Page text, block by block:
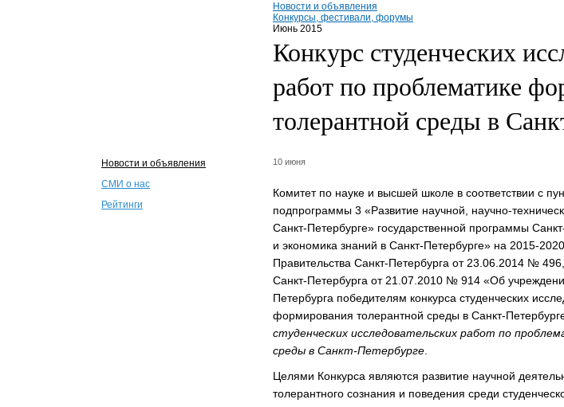
Новости и объявления
Конкурсы, фестивали, форумы
Июнь 2015
Конкурс студенческих
работ по проблематике
толерантной среды в
Новости и объявления
СМИ о нас
Рейтинги
10 июня
Комитет по науке и высшей школе в соответствии с
подпрограммы 3 «Развитие научной, научно-
Санкт-Петербурге» государственной программы
и экономика знаний в Санкт-Петербурге» на 2015-
Правительства Санкт-Петербурга от 23.06.2014 №
Санкт-Петербурга от 21.07.2010 № 914 «Об
Петербурга победителям конкурса студенческих
формирования толерантной среды в Санкт-
студенческих исследовательских работ по
среды в Санкт-Петербурге.
Целями Конкурса являются развитие научной
толерантного сознания и поведения среди